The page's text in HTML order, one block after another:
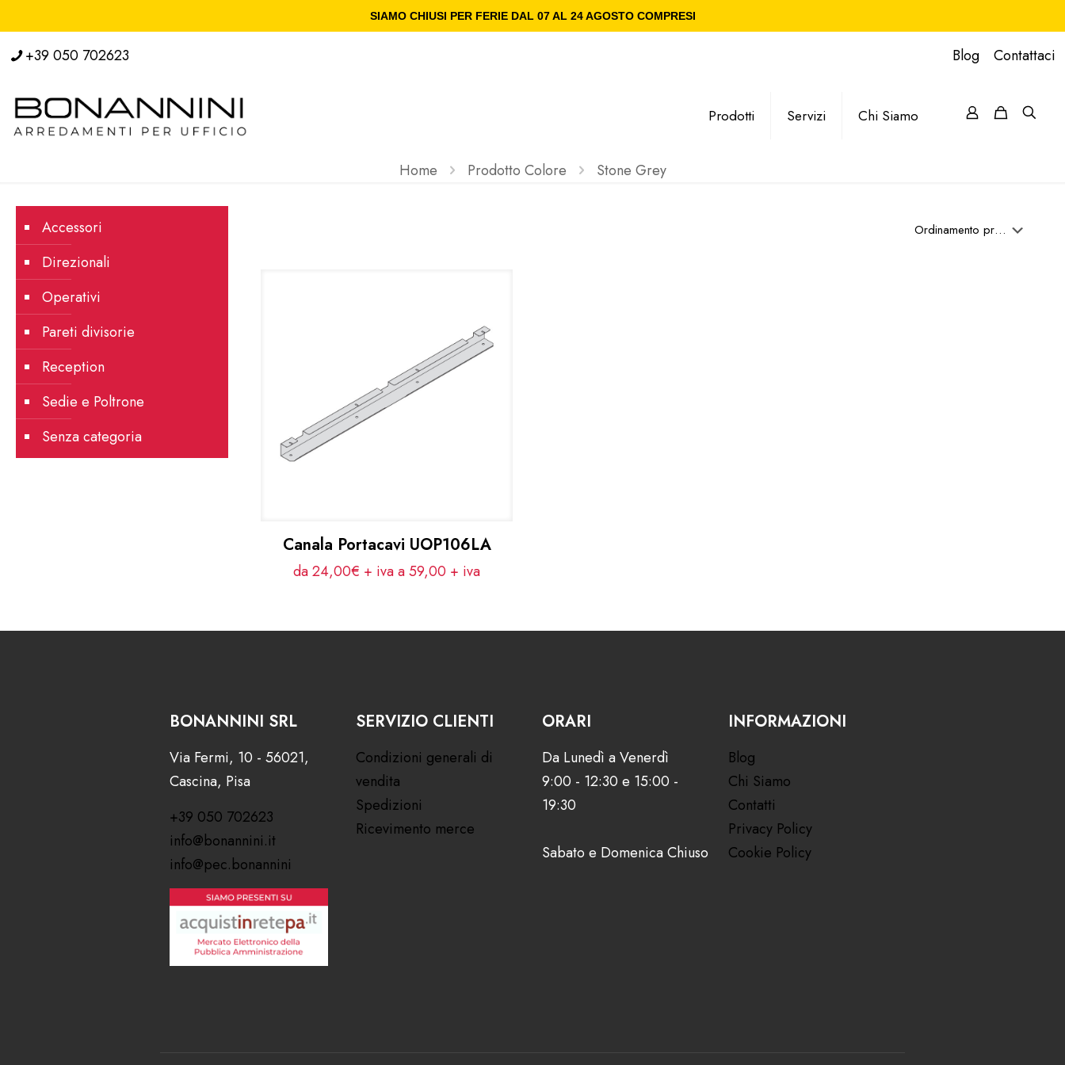
SIAMO CHIUSI PER FERIE DAL 07 AL 24 AGOSTO COMPRESI
+39 050 702623 Blog Contattaci
Prodotti Servizi Chi Siamo
Home Prodotto Colore Stone Grey
Canala Portacavi UOP106LA
da 24,00€ + iva a 59,00 + iva
Accessori
Direzionali
Operativi
Pareti divisorie
Reception
Sedie e Poltrone
Senza categoria
BONANNINI SRL
Via Fermi, 10 - 56021,
Cascina, Pisa
+39 050 702623
info@bonannini.it
info@pec.bonannini
SERVIZIO CLIENTI
Condizioni generali di
vendita
Spedizioni
Ricevimento merce
ORARI
Da Lunedì a Venerdì
9:00 - 12:30 e 15:00 -
19:30
Sabato e Domenica Chiuso
INFORMAZIONI
Blog
Chi Siamo
Contatti
Privacy Policy
Cookie Policy